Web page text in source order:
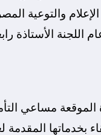
والتوعية
اللجنة الأستاذة
مساعي
بخدماتها المقدمة